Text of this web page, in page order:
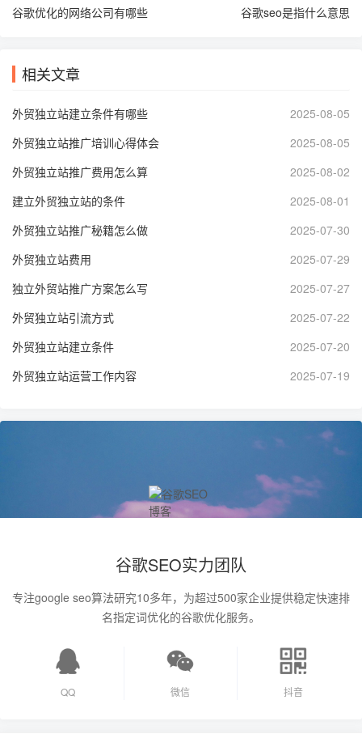
谷歌优化的网络公司有哪些
谷歌seo是指什么意思
相关文章
外贸独立站建立条件有哪些
2025-08-05
外贸独立站推广培训心得体会
2025-08-05
外贸独立站推广费用怎么算
2025-08-02
建立外贸独立站的条件
2025-08-01
外贸独立站推广秘籍怎么做
2025-07-30
外贸独立站费用
2025-07-29
独立外贸站推广方案怎么写
2025-07-27
外贸独立站引流方式
2025-07-22
外贸独立站建立条件
2025-07-20
外贸独立站运营工作内容
2025-07-19
谷歌SEO实力团队
专注google seo算法研究10多年，为超过500家企业提供稳定快速排
名指定词优化的谷歌优化服务。
QQ 微信 抖音